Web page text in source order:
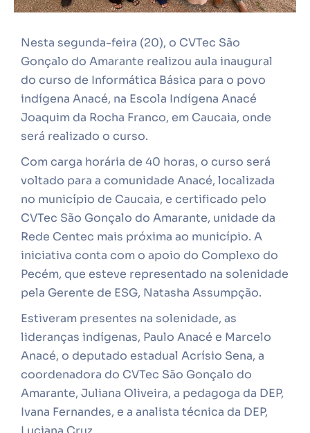
Nesta segunda-feira (20), o CVTec São
Gonçalo do Amarante realizou aula inaugural
do curso de Informática Básica para o povo
indígena Anacé, na Escola Indígena Anacé
Joaquim da Rocha Franco, em Caucaia, onde
será realizado o curso.
Com carga horária de 40 horas, o curso será
voltado para a comunidade Anacé, localizada
no município de Caucaia, e certificado pelo
CVTec São Gonçalo do Amarante, unidade da
Rede Centec mais próxima ao município. A
iniciativa conta com o apoio do Complexo do
Pecém, que esteve representado na solenidade
pela Gerente de ESG, Natasha Assumpção.
Estiveram presentes na solenidade, as
lideranças indígenas, Paulo Anacé e Marcelo
Anacé, o deputado estadual Acrísio Sena, a
coordenadora do CVTec São Gonçalo do
Amarante, Juliana Oliveira, a pedagoga da DEP,
Ivana Fernandes, e a analista técnica da DEP,